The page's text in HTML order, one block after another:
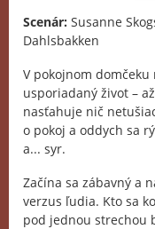
Scenár: Susanne
Dahlsbakken
V pokojnom
usporiadaný život –
nasťahuje nič
o pokoj a oddych sa
a... syr.
Začína sa zábavný a
verzus ľudia. Kto sa
pod jednou strechou